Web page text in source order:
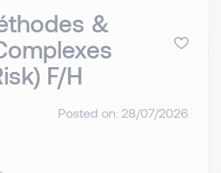
&
F/H
Posted on: 28/07/2026